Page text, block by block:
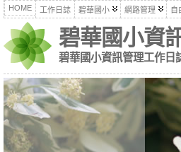
HOME 工作日誌 碧華國小 網路管理 自
碧華國小資
碧華國小資訊管理工作日